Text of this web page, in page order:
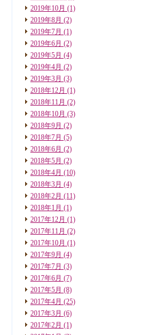
2019年10月 (1)
2019年8月 (2)
2019年7月 (1)
2019年6月 (2)
2019年5月 (4)
2019年4月 (2)
2019年3月 (3)
2018年12月 (1)
2018年11月 (2)
2018年10月 (3)
2018年9月 (2)
2018年7月 (5)
2018年6月 (2)
2018年5月 (2)
2018年4月 (10)
2018年3月 (4)
2018年2月 (11)
2018年1月 (1)
2017年12月 (1)
2017年11月 (2)
2017年10月 (1)
2017年9月 (4)
2017年7月 (3)
2017年6月 (7)
2017年5月 (8)
2017年4月 (25)
2017年3月 (6)
2017年2月 (1)